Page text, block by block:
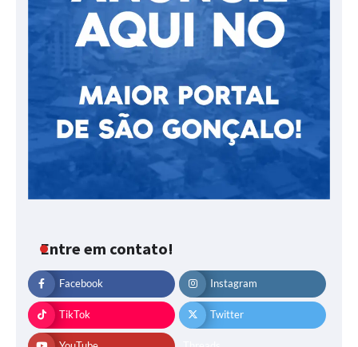
Entre em contato!
Facebook Instagram
TikTok Twitter